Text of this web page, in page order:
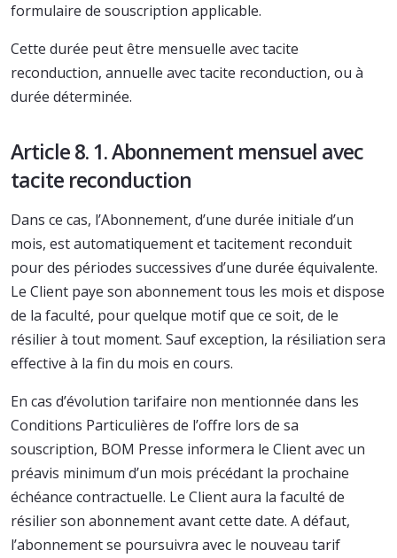
formulaire de souscription applicable.
Cette durée peut être mensuelle avec tacite
reconduction, annuelle avec tacite reconduction, ou à
durée déterminée.
Article 8. 1. Abonnement mensuel avec
tacite reconduction
Dans ce cas, l’Abonnement, d’une durée initiale d’un
mois, est automatiquement et tacitement reconduit
pour des périodes successives d’une durée équivalente.
Le Client paye son abonnement tous les mois et dispose
de la faculté, pour quelque motif que ce soit, de le
résilier à tout moment. Sauf exception, la résiliation sera
effective à la fin du mois en cours.
En cas d’évolution tarifaire non mentionnée dans les
Conditions Particulières de l’offre lors de sa
souscription, BOM Presse informera le Client avec un
préavis minimum d’un mois précédant la prochaine
échéance contractuelle. Le Client aura la faculté de
résilier son abonnement avant cette date. A défaut,
l’abonnement se poursuivra avec le nouveau tarif